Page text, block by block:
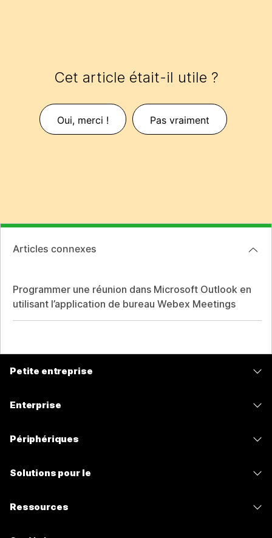
Cet article était-il utile ?
Oui, merci ! Pas vraiment
Articles connexes
Programmer une réunion dans Microsoft Outlook en
utilisant l’application de bureau Webex Meetings
Petite entreprise
Enterprise
Périphériques
Solutions pour le
Ressources